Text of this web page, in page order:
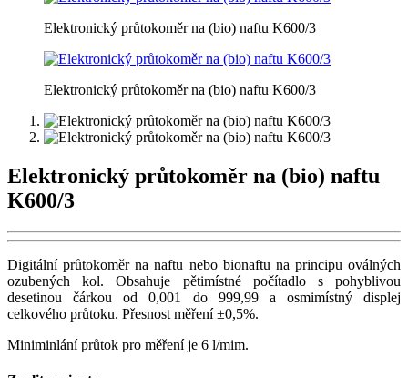
Elektronický průtokoměr na (bio) naftu K600/3
Elektronický průtokoměr na (bio) naftu K600/3
Elektronický průtokoměr na (bio) naftu
K600/3
Digitální průtokoměr na naftu nebo bionaftu na principu oválných
ozubených kol. Obsahuje pětimístné počítadlo s pohyblivou
desetinou čárkou od 0,001 do 999,99 a osmimístný displej
celkového průtoku. Přesnost měření ±0,5%.
Miniminlání průtok pro měření je 6 l/mim.